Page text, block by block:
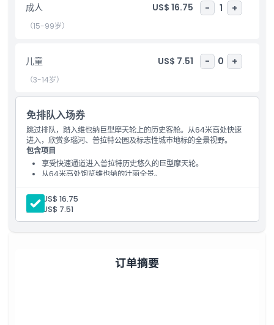
包含项
儿童成人政策
需要了解的事项
位置
取消政策
成人 US$ 16.75 - 1 +
（15-99岁）
儿童 US$ 7.51 - 0 +
（3-14岁）
免排队入场券
跳过排队，踏入维也纳巨型摩天轮上的历史客舱。从64米高处快速
进入，欣赏多瑙河、普拉特公园及标志性城市地标的全景视野。
包含项目
享受快速通道进入普拉特历史悠久的巨型摩天轮。
从64米高处饱览维也纳的壮丽全景。
成人: US$ 16.75
儿童:
US$ 7.51
订单摘要